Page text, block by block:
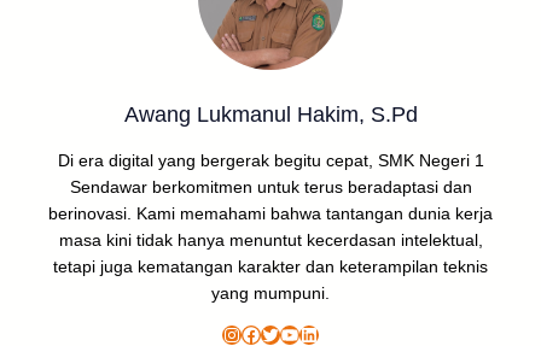
Awang Lukmanul Hakim, S.Pd
Di era digital yang bergerak begitu cepat, SMK Negeri 1
Sendawar berkomitmen untuk terus beradaptasi dan
berinovasi. Kami memahami bahwa tantangan dunia kerja
masa kini tidak hanya menuntut kecerdasan intelektual,
tetapi juga kematangan karakter dan keterampilan teknis
yang mumpuni.
InstagramFacebook Twitter YouTube LinkedIn